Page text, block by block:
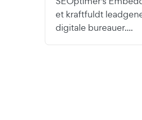
et kraftfuldt
digitale bureauer....